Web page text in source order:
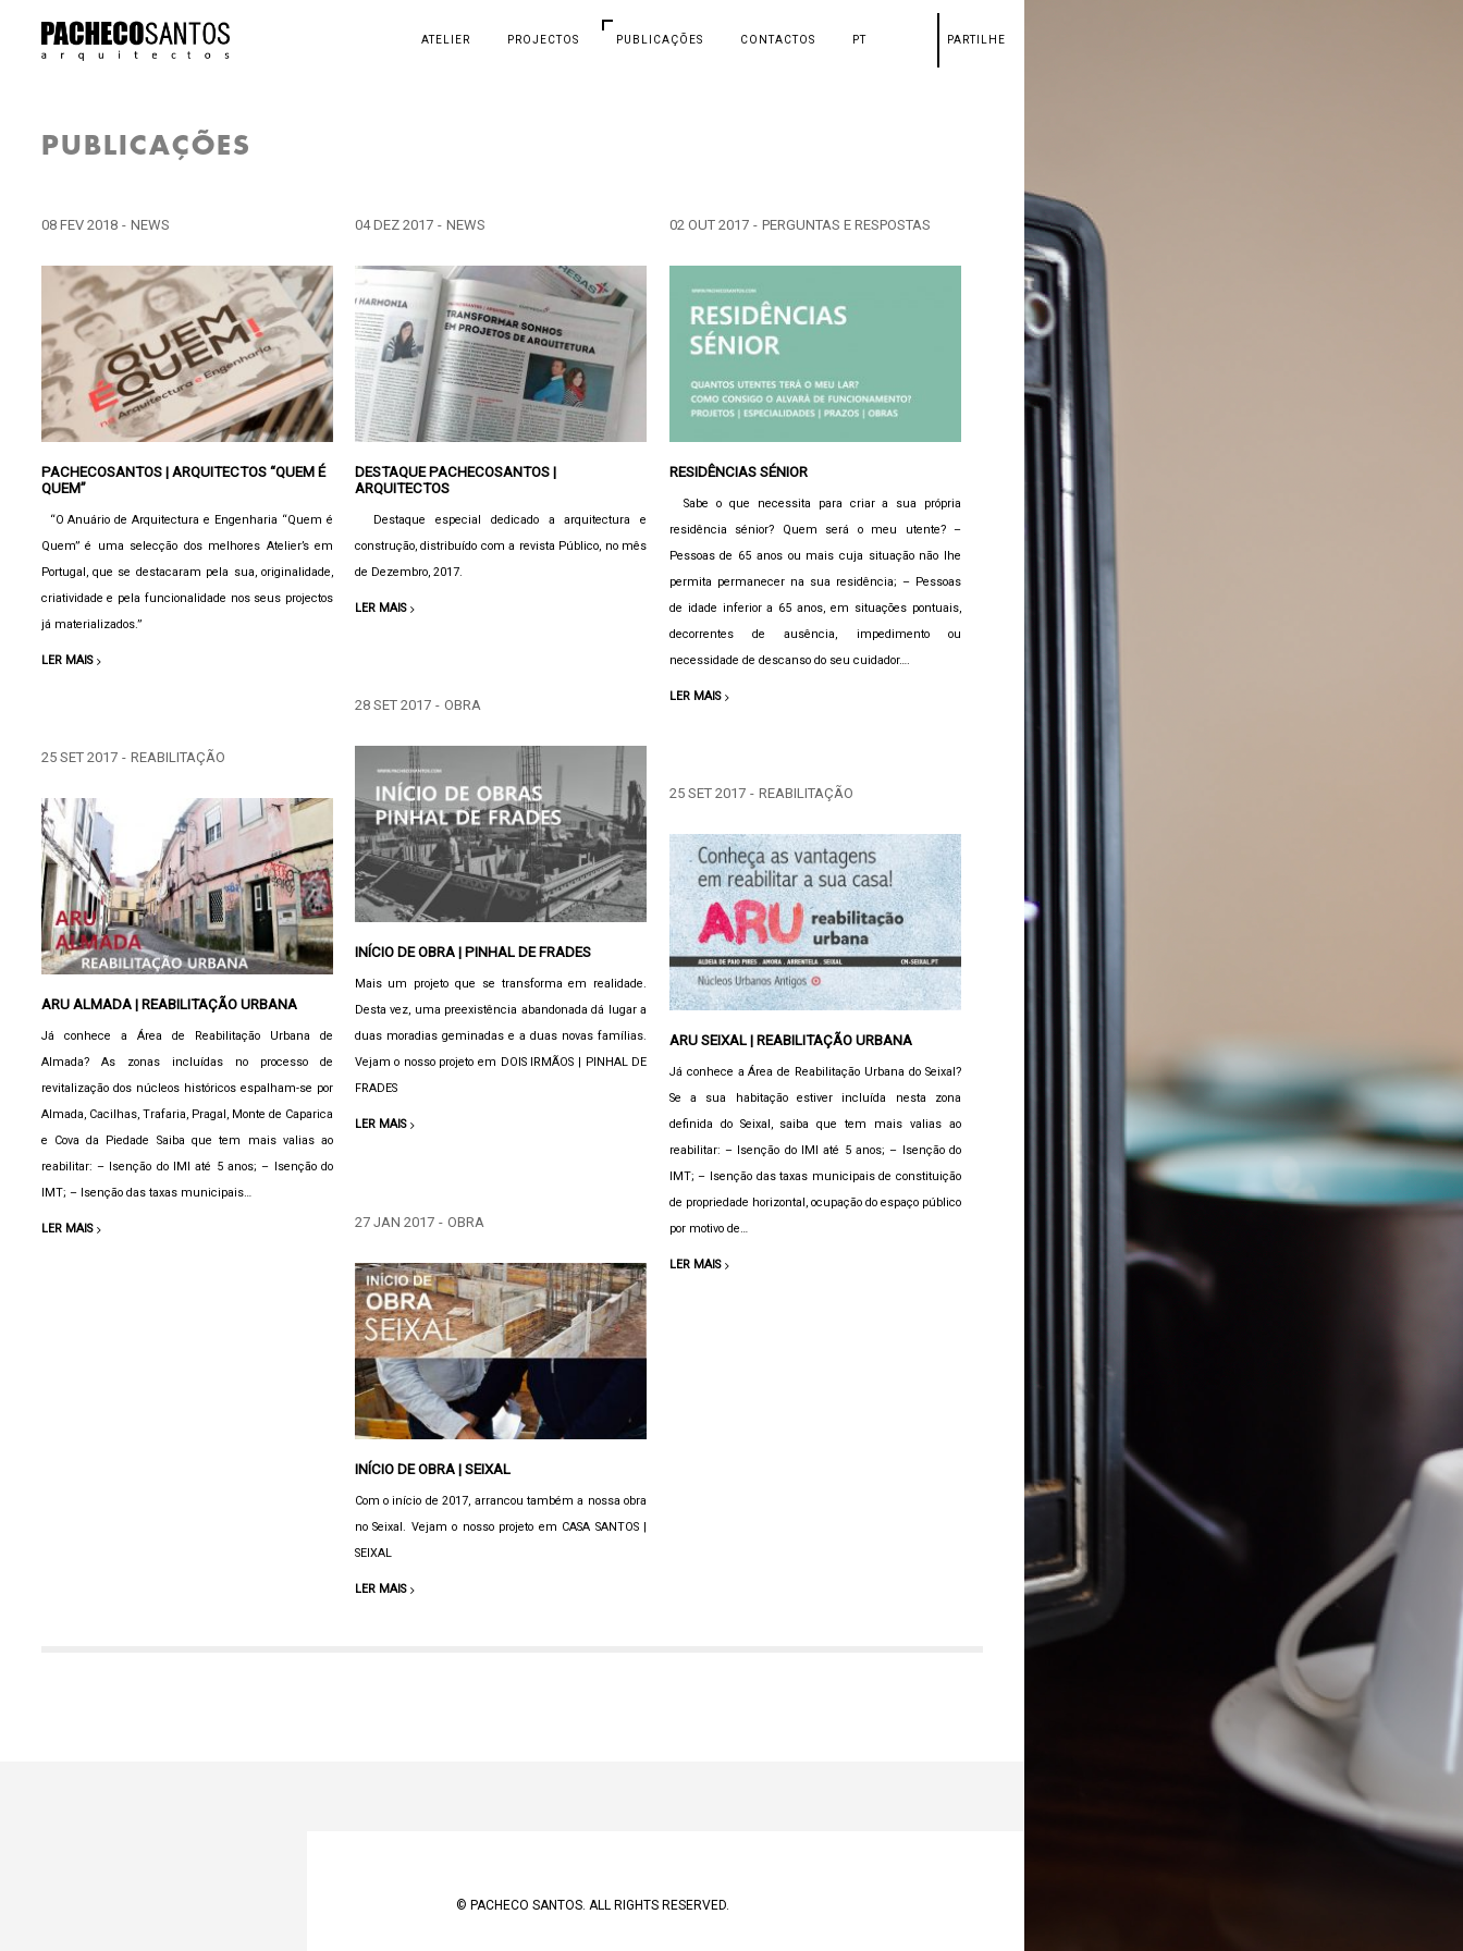
ATELIER PROJECTOS PUBLICAÇÕES CONTACTOS PT PARTILHE
PUBLICAÇÕES
08 FEV 2018 - NEWS
PACHECOSANTOS | ARQUITECTOS “QUEM É
QUEM”
“O Anuário de Arquitectura e Engenharia “Quem é
Quem” é uma selecção dos melhores Atelier’s em
Portugal, que se destacaram pela sua, originalidade,
criatividade e pela funcionalidade nos seus projectos
já materializados.”
LER MAIS
04 DEZ 2017 - NEWS
DESTAQUE PACHECOSANTOS |
ARQUITECTOS
Destaque especial dedicado a arquitectura e
construção, distribuído com a revista Público, no mês
de Dezembro, 2017.
LER MAIS
02 OUT 2017 - PERGUNTAS E RESPOSTAS
RESIDÊNCIAS SÉNIOR
Sabe o que necessita para criar a sua própria
residência sénior? Quem será o meu utente? –
Pessoas de 65 anos ou mais cuja situação não lhe
permita permanecer na sua residência; – Pessoas
de idade inferior a 65 anos, em situações pontuais,
decorrentes de ausência, impedimento ou
necessidade de descanso do seu cuidador….
LER MAIS
28 SET 2017 - OBRA
INÍCIO DE OBRA | PINHAL DE FRADES
Mais um projeto que se transforma em realidade.
Desta vez, uma preexistência abandonada dá lugar a
duas moradias geminadas e a duas novas famílias.
Vejam o nosso projeto em DOIS IRMÃOS | PINHAL DE
FRADES
LER MAIS
25 SET 2017 - REABILITAÇÃO
ARU ALMADA | REABILITAÇÃO URBANA
Já conhece a Área de Reabilitação Urbana de
Almada? As zonas incluídas no processo de
revitalização dos núcleos históricos espalham-se por
Almada, Cacilhas, Trafaria, Pragal, Monte de Caparica
e Cova da Piedade Saiba que tem mais valias ao
reabilitar: – Isenção do IMI até 5 anos; – Isenção do
IMT; – Isenção das taxas municipais…
LER MAIS
25 SET 2017 - REABILITAÇÃO
ARU SEIXAL | REABILITAÇÃO URBANA
Já conhece a Área de Reabilitação Urbana do Seixal?
Se a sua habitação estiver incluída nesta zona
definida do Seixal, saiba que tem mais valias ao
reabilitar: – Isenção do IMI até 5 anos; – Isenção do
IMT; – Isenção das taxas municipais de constituição
de propriedade horizontal, ocupação do espaço público
por motivo de…
LER MAIS
27 JAN 2017 - OBRA
INÍCIO DE OBRA | SEIXAL
Com o início de 2017, arrancou também a nossa obra
no Seixal. Vejam o nosso projeto em CASA SANTOS |
SEIXAL
LER MAIS
© PACHECO SANTOS. ALL RIGHTS RESERVED.